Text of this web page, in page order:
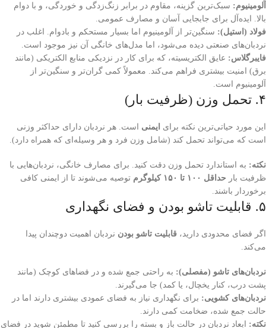
آلومینیوم: سبک‌ترین گزینه، مقاوم در برابر زنگ‌زدگی و خوردگی، و با دوام
بالا. ایده‌آل برای جابجایی آسان و مصارف عمومی.
فولاد (استیل): سنگین‌تر از آلومینیوم اما بسیار مستحکم و بادوام. اغلب در
نردبان‌های صنعتی دیده می‌شود، اما مدل‌های خانگی آن نیز موجود است.
فایبرگلاس: عایق الکتریسیته، که برای کار در نزدیکی منابع الکتریکی (مانند
برق) امنیت بیشتری فراهم می‌کند. معمولاً کمی گران‌تر و سنگین‌تر از
آلومینیوم است.
۴. تحمل وزن (ظرفیت بار)
این مورد حیاتی‌ترین نکته برای ایمنی است. هر نردبان دارای حداکثر وزنی
است که می‌تواند تحمل کند (شامل وزن فرد و هر وسیله‌ای که همراه دارد).
نکته: به استاندارد تحمل وزن دقت کنید. برای مصارف خانگی، نردبان‌هایی با
ظرفیت بار حداقل ۱۰۰ تا ۱۵۰ کیلوگرم
توصیه می‌شوند تا از ایمنی کافی
برخوردار باشند.
۵. قابلیت تاشو بودن و فضای نگهداری
اگر فضای محدودی دارید، قابلیت تاشو بودن نردبان اهمیت دوچندان پیدا
می‌کند.
نردبان‌های تاشو (مفصلی): به راحتی جمع شده و در فضاهای کوچک (مانند
پشت درب، کنار یخچال، یا کمد) جا می‌گیرند.
نردبان‌های کشویی: برای نگهداری نیاز به فضای عمودی بیشتری دارند اما در
حالت جمع شده، ضخامت کمی دارند.
نکته: ابعاد نردبان در حالت باز و بسته را بررسی کنید تا مطمئن شوید در فضای